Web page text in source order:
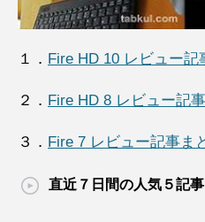
１． Fire HD 10 レビュー記
２． Fire HD 8 レビュー記
３． Fire 7 レビュー記事ま
直近７日間の人気５記事